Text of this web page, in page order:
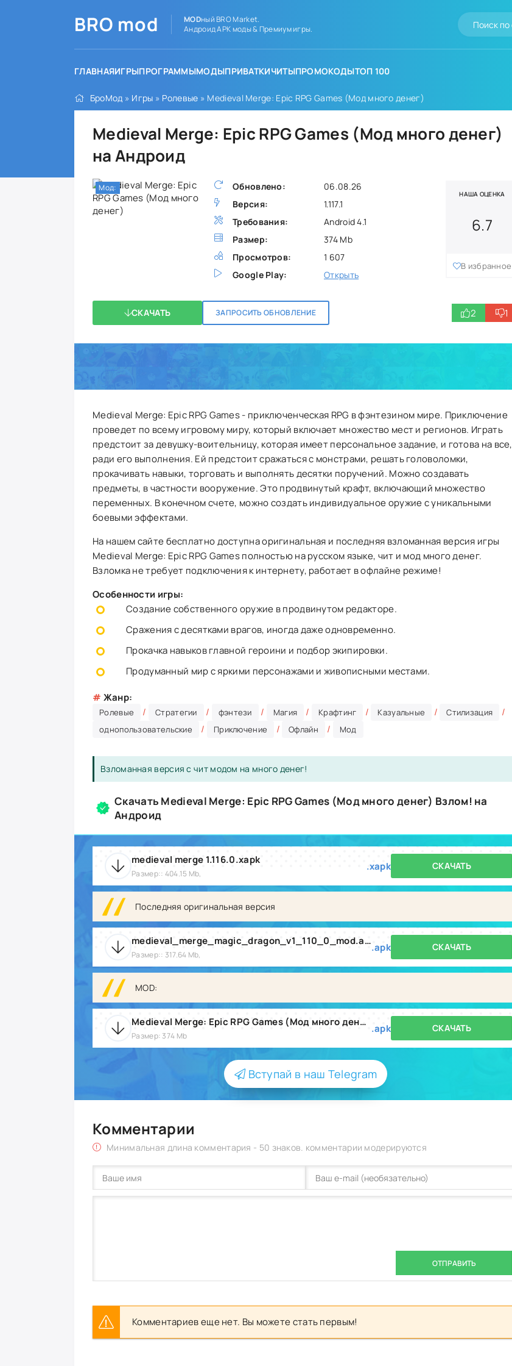
BRO mod MODный BRO Market.
Андроид APK моды & Премиум игры.
ГЛАВНАЯИГРЫПРОГРАММЫМОДЫПРИВАТКИЧИТЫПРОМОКОДЫТОП 100
БроМод » Игры » Ролевые » Medieval Merge: Epic RPG Games (Мод много денег)
Medieval Merge: Epic RPG Games (Мод много денег)
на Андроид
Обновлено:
06.08.26
Версия:
1.117.1
Требования:
Android 4.1
Размер:
374 Mb
Просмотров:
1 607
Google Play:
Открыть
НАША ОЦЕНКА
6.7
В избранное
СКАЧАТЬ ЗАПРОСИТЬ ОБНОВЛЕНИЕ 2 1
Мод:
Medieval Merge: Epic RPG Games - приключенческая RPG в фэнтезином мире. Приключение
проведет по всему игровому миру, который включает множество мест и регионов. Играть
предстоит за девушку-воительницу, которая имеет персональное задание, и готова на все,
ради его выполнения. Ей предстоит сражаться с монстрами, решать головоломки,
прокачивать навыки, торговать и выполнять десятки поручений. Можно создавать
предметы, в частности вооружение. Это продвинутый крафт, включающий множество
переменных. В конечном счете, можно создать индивидуальное оружие с уникальными
боевыми эффектами.
На нашем сайте бесплатно доступна оригинальная и последняя взломанная версия игры
Medieval Merge: Epic RPG Games полностью на русском языке, чит и мод много денег.
Взломка не требует подключения к интернету, работает в офлайне режиме!
Особенности игры:
Создание собственного оружие в продвинутом редакторе.
Сражения с десятками врагов, иногда даже одновременно.
Прокачка навыков главной героини и подбор экипировки.
Продуманный мир с яркими персонажами и живописными местами.
# Жанр:
Ролевые / Стратегии / фэнтези / Магия / Крафтинг / Казуальные / Стилизация /
однопользовательские / Приключение / Офлайн / Мод
Взломанная версия с чит модом на много денег!
Скачать Medieval Merge: Epic RPG Games (Мод много денег) Взлом! на
Андроид
medieval merge 1.116.0.xapk
Размер:: 404.15 Mb,
.xapk СКАЧАТЬ
Последняя оригинальная версия
medieval_merge_magic_dragon_v1_110_0_mod.apk
Размер:: 317.64 Mb,
.apk СКАЧАТЬ
MOD:
Medieval Merge: Epic RPG Games (Мод много денег) v1.117.1
Размер: 374 Mb
.apk СКАЧАТЬ
Вступай в наш Telegram
Комментарии
Минимальная длина комментария - 50 знаков. комментарии модерируются
ОТПРАВИТЬ
Комментариев еще нет. Вы можете стать первым!